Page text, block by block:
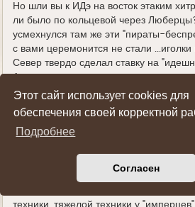
Этот сайт использует cookies для
обеспечения своей корректной
Подробнее
Согласен
Но шли вы к ИДэ на восток этаким
ли было по кольцевой через
усмехнулся там же эти "пираты-
с вами церемонится не стали ...иголки
Север твердо сделал ставку на
А это я уже не знаю ..на кого сделал
..но вы ин не атаман казачьего
,чтобы я вам все рассказывал .
Но и не серьезная фигура ,чтобы
Ну ,это зря вы так сколько штыков
,казаки же всегда ассоциировались с
техники ,тяжелой техники у